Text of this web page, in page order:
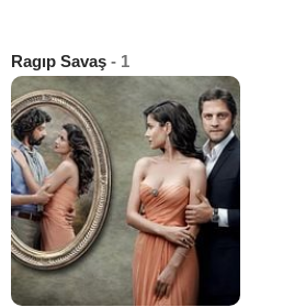
Ragıp Savaş - 1